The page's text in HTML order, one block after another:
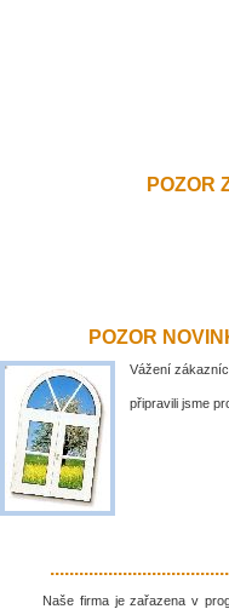
POZOR
POZOR
Vážení
připravili jsme
Naše firma je zařazena v